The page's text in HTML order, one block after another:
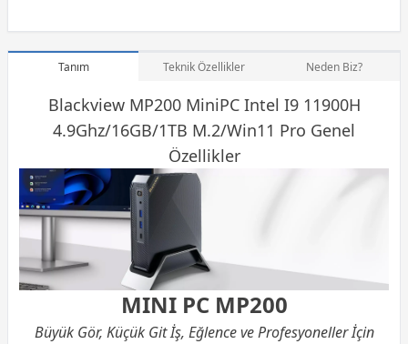
Tanım Teknik Özellikler Neden Biz?
Blackview MP200 MiniPC Intel I9 11900H
4.9Ghz/16GB/1TB M.2/Win11 Pro Genel
Özellikler
MINI PC MP200
Büyük Gör, Küçük Git İş, Eğlence ve Profesyoneller İçin